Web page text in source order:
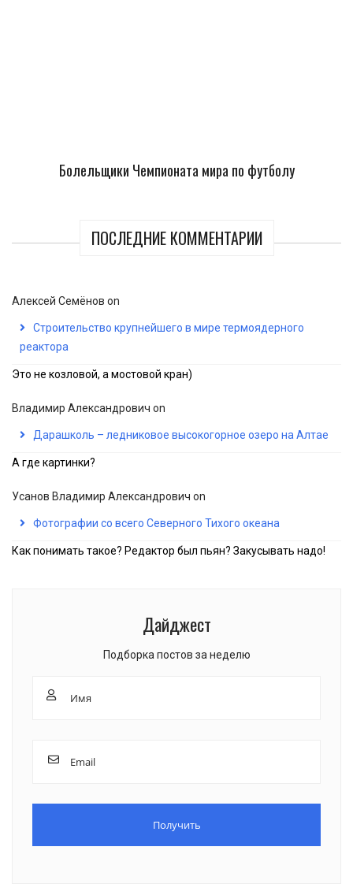
Болельщики Чемпионата мира по футболу
ПОСЛЕДНИЕ КОММЕНТАРИИ
Алексей Семёнов on
Строительство крупнейшего в мире термоядерного
реактора
Это не козловой, а мостовой кран)
Владимир Александрович on
Дарашколь – ледниковое высокогорное озеро на Алтае
А где картинки?
Усанов Владимир Александрович on
Фотографии со всего Северного Тихого океана
Как понимать такое? Редактор был пьян? Закусывать надо!
Дайджест
Подборка постов за неделю